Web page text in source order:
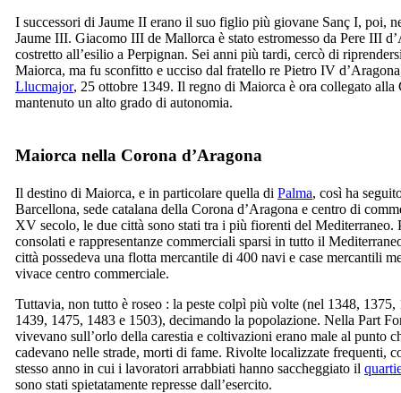
I successori di Jaume II erano il suo figlio più giovane Sanç I, poi,
Jaume III. Giacomo III de Mallorca è stato estromesso da Pere III
costretto all’esilio a Perpignan. Sei anni più tardi, cercò di
Maiorca, ma fu sconfitto e ucciso dal fratello re Pietro IV
Llucmajor, 25 ottobre 1349. Il regno di Maiorca è ora collegato alla
mantenuto un alto grado di autonomia.
Maiorca nella Corona d’Aragona
Il destino di Maiorca, e in particolare quella di Palma, così ha
Barcellona, sede catalana della Corona d’Aragona e centro di
XV secolo, le due città sono stati tra i più fiorenti del Mediterraneo.
consolati e rappresentanze commerciali sparsi in tutto il
città possedeva una flotta mercantile di 400 navi e case mercantili
vivace centro commerciale.
Tuttavia, non tutto è roseo : la peste colpì più volte (nel 1348,
1439, 1475, 1483 e 1503), decimando la popolazione. Nella Part
vivevano sull’orlo della carestia e coltivazioni erano male al punto
cadevano nelle strade, morti di fame. Rivolte localizzate frequenti,
stesso anno in cui i lavoratori arrabbiati hanno saccheggiato il
sono stati spietatamente represse dall’esercito.